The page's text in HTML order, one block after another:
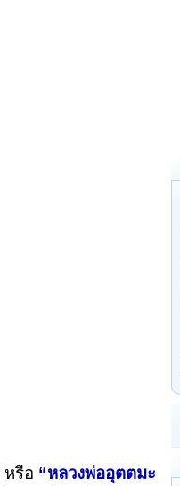
หรือ “หลวงพ่ออุตตมะ